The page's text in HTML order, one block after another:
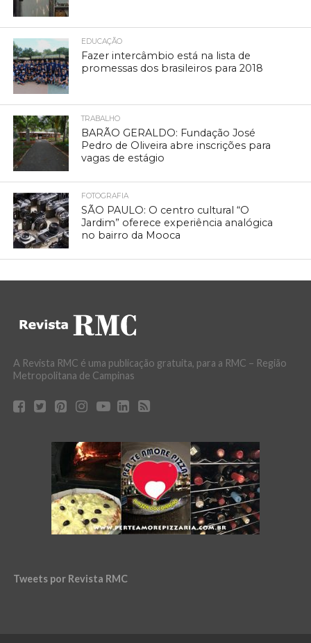
EDUCAÇÃO
Fazer intercâmbio está na lista de
promessas dos brasileiros para 2018
TRABALHO
BARÃO GERALDO: Fundação José
Pedro de Oliveira abre inscrições para
vagas de estágio
FOTOGRAFIA
SÃO PAULO: O centro cultural “O
Jardim” oferece experiência analógica
no bairro da Mooca
A Revista RMC é uma publicação gratuita, para a RMC – Região
Metropolitana de Campinas
Tweets por Revista RMC